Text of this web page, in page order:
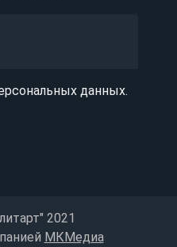
данных.
2021
МКМедиа